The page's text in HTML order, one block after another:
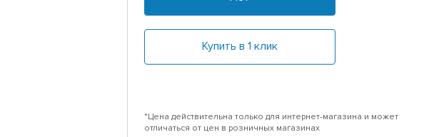
Купить в 1 клик
*Цена действительна только для интернет-магазина и может
отличаться от цен в розничных магазинах